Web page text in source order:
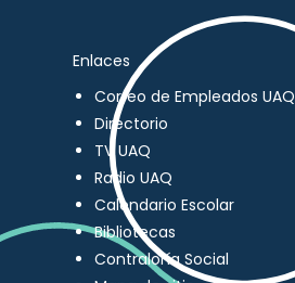
Enlaces
Correo de Empleados UAQ
Directorio
TV UAQ
Radio UAQ
Calendario Escolar
Bibliotecas
Contraloría Social